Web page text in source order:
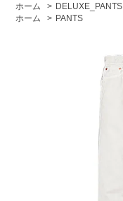
ホーム
> DELUXE_PANTS
ホーム
> PANTS